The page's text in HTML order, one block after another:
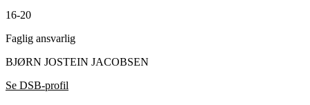
16-20
Faglig ansvarlig
BJØRN JOSTEIN JACOBSEN
Se DSB-profil